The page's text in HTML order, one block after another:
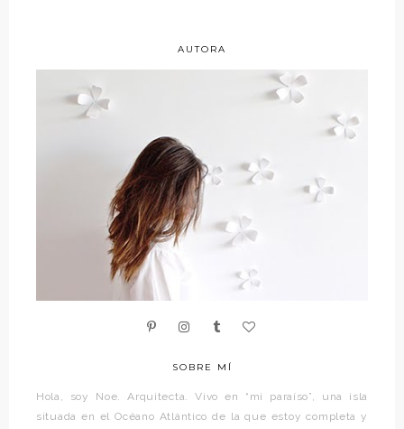
AUTORA
SOBRE MÍ
Hola, soy Noe. Arquitecta. Vivo en “mi paraíso”, una isla
situada en el Océano Atlántico de la que estoy completa y